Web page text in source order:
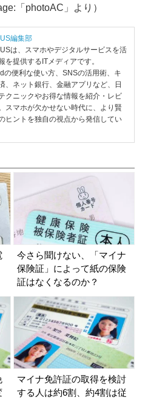
「photoAC」より）
編集部
は、スマホやデジタルサービスを活
を提供するITメディアです。
の便利な使い方、SNSの活用術、キ
、ネット銀行、金融アプリなど、日
クニックやお得な情報を紹介・レビ
スマホが欠かせない時代に、より賢
ヒントを独自の視点から発信してい
今さら聞けない、「マイナ
保険証」によって紙の保険
証はなくなるのか？
マイナ免許証の取得を検討
する人は約6割、約4割は従